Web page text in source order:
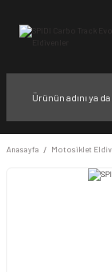
Anasayfa Motosiklet